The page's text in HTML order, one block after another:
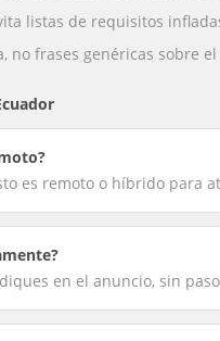
listas de requisitos
no frases genéricas sobre
es remoto o híbrido para
en el anuncio, sin